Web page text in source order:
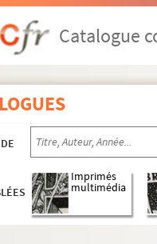
Catalogue
Imprimés
multimédia